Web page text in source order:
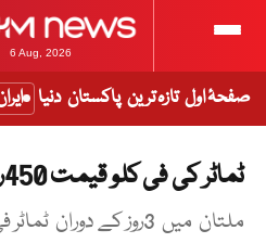
6 Aug, 2026
صفحۂ اول تازہ ترین پاکستان دنیا
ٹماٹر کی فی کلو قیمت 450روپے تک پر پہنچ گئی